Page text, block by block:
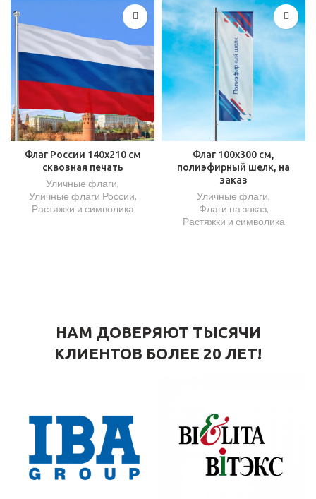
Флаг России 140х210 см
сквозная печать
Уличные флаги,
Уличные флаги России,
Растяжки и символика
Флаг 100х300 см,
полиэфирный шелк, на
заказ
Уличные флаги,
Флаги на заказ,
Растяжки и символика
НАМ ДОВЕРЯЮТ ТЫСЯЧИ
КЛИЕНТОВ БОЛЕЕ 20 ЛЕТ!